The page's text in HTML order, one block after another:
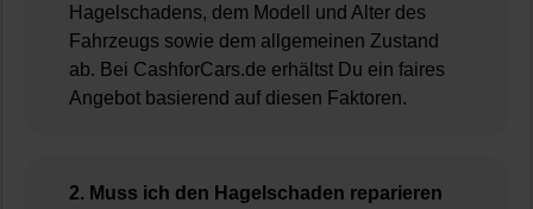
Hagelschadens, dem Modell und Alter des
Fahrzeugs sowie dem allgemeinen Zustand
ab. Bei CashforCars.de erhältst Du ein faires
Angebot basierend auf diesen Faktoren.
2. Muss ich den Hagelschaden reparieren